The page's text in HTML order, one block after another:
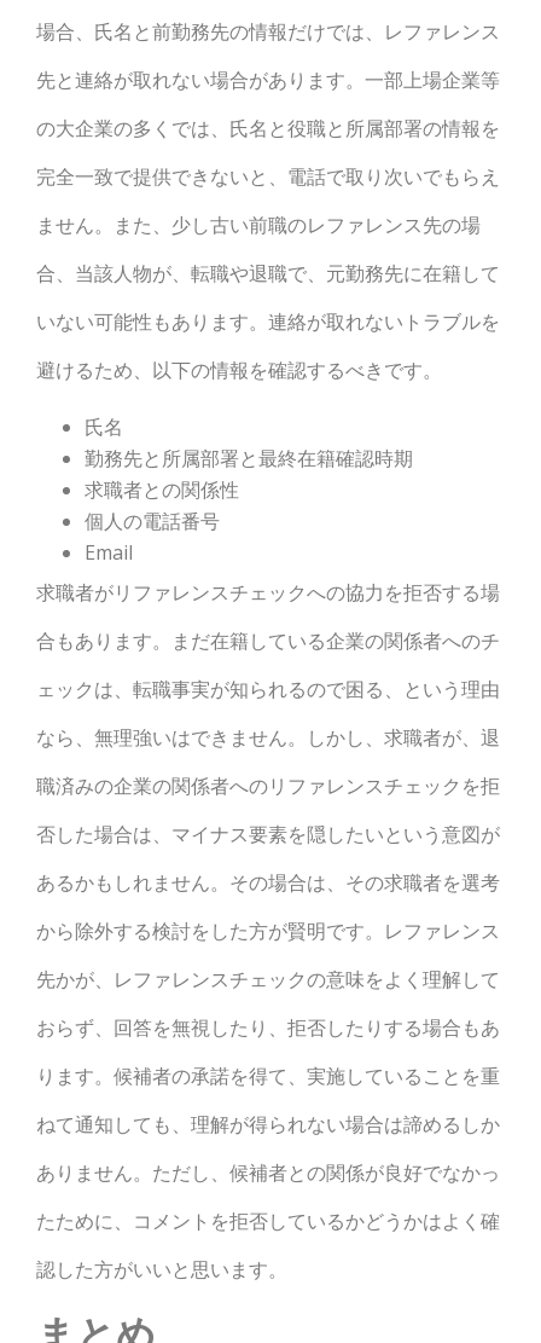
場合、氏名と前勤務先の情報だけでは、レファレンス
先と連絡が取れない場合があります。一部上場企業等
の大企業の多くでは、氏名と役職と所属部署の情報を
完全一致で提供できないと、電話で取り次いでもらえ
ません。
また、少し古い前職のレファレンス先の場
合、当該人物が、転職や退職で、元勤務先に在籍して
いない可能性もあります。 連絡が取れないトラブルを
避けるため、以下の情報を確認するべきです。
氏名
勤務先と所属部署と最終在籍確認時期
求職者との関係性
個人の電話番号
Email
求職者がリファレンスチェックへの協力を拒否する場
合もあります。まだ在籍している企業の関係者へのチ
ェックは、転職事実が知られるので困る、という理由
なら、無理強いはできません。
しかし、求職者が、退
職済みの企業の関係者へのリファレンスチェックを拒
否した場合は、マイナス要素を隠したいという意図が
あるかもしれません。その場合は、その求職者を選考
から除外する検討をした方が賢明です。 レファレンス
先かが、レファレンスチェックの意味をよく理解して
おらず、回答を無視したり、拒否したりする場合もあ
ります。候補者の承諾を得て、実施していることを重
ねて通知しても、理解が得られない場合は諦めるしか
ありません。ただし、候補者との関係が良好でなかっ
たために、コメントを拒否しているかどうかはよく確
認した方がいいと思います。